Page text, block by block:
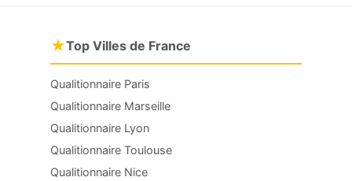
★Top Villes de France
Qualitionnaire Paris
Qualitionnaire Marseille
Qualitionnaire Lyon
Qualitionnaire Toulouse
Qualitionnaire Nice